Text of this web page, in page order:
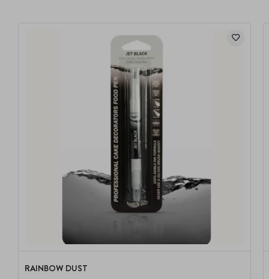
RAINBOW DUST